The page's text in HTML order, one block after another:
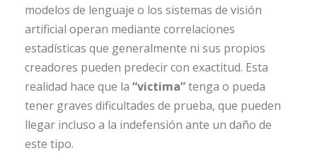
modelos de lenguaje o los sistemas de visión
artificial operan mediante correlaciones
estadísticas que generalmente ni sus propios
creadores pueden predecir con exactitud. Esta
realidad hace que la “victima”tenga o pueda
tener graves dificultades de prueba, que pueden
llegar incluso a la indefensión ante un daño de
este tipo.